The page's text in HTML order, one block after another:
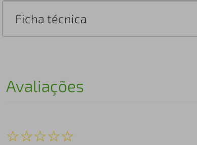
Ficha técnica
Avaliações
☆☆☆☆☆